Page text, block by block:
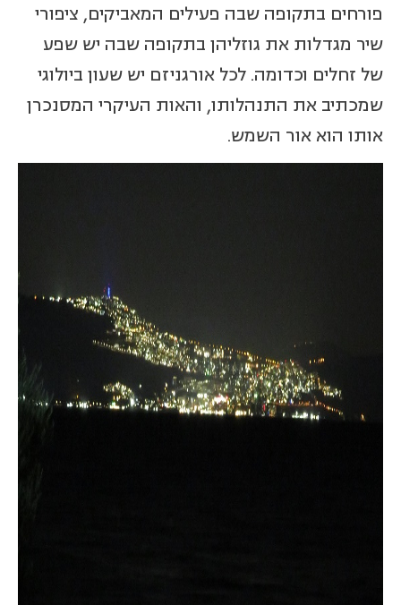
פורחים בתקופה שבה פעילים המאביקים, ציפורי
שיר מגדלות את גוזליהן בתקופה שבה יש שפע
של זחלים וכדומה. לכל אורגניזם יש שעון ביולוגי
שמכתיב את התנהלותו, והאות העיקרי המסנכרן
אותו הוא אור השמש.